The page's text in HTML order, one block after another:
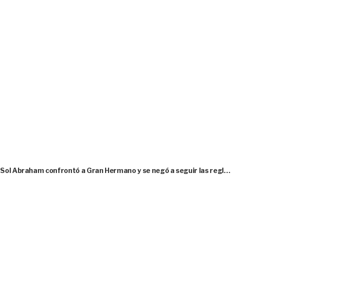
Sol Abraham confrontó a Gran Hermano y se negó a seguir las regl…